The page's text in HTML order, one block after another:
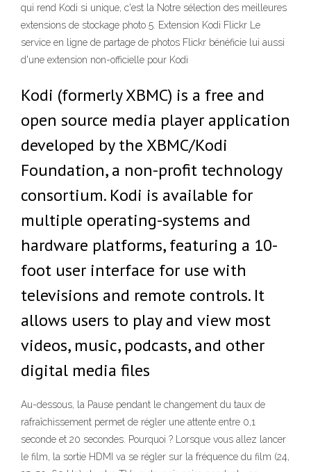
qui rend Kodi si unique, c'est la Notre sélection des meilleures
extensions de stockage photo 5. Extension Kodi Flickr Le
service en ligne de partage de photos Flickr bénéficie lui aussi
d'une extension non-officielle pour Kodi
Kodi (formerly XBMC) is a free and
open source media player application
developed by the XBMC/Kodi
Foundation, a non-profit technology
consortium. Kodi is available for
multiple operating-systems and
hardware platforms, featuring a 10-
foot user interface for use with
televisions and remote controls. It
allows users to play and view most
videos, music, podcasts, and other
digital media files
Au-dessous, la Pause pendant le changement du taux de
rafraîchissement permet de régler une attente entre 0,1
seconde et 20 secondes. Pourquoi ? Lorsque vous allez lancer
le film, la sortie HDMI va se régler sur la fréquence du film (24,